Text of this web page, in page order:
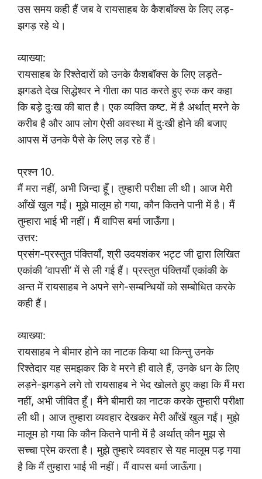
उस समय कही हैं जब वे रायसाहब के कैशबॉक्स के लिए लड़-
झगड़ रहे थे।
व्याख्या:
रायसाहब के रिश्तेदारों को उनके कैशबॉक्स के लिए लड़ते-
झगडते देख सिद्धेश्वर ने गीता का पाठ करते हुए रुक कर कहा
कि बड़े दुःख की बात है। एक व्यक्ति कष्ट. में है अर्थात् मरने के
करीब है और आप लोग ऐसी अवस्था में दुःखी होने की बजाए
आपस में उनके पैसे के लिए लड़ रहे हैं।
प्रश्न 10.
मैं मरा नहीं, अभी जिन्दा हूँ। तुम्हारी परीक्षा ली थी। आज मेरी
आँखें खुल गईं। मुझे मालूम हो गया, कौन कितने पानी में है। मैं
तुम्हारा भाई भी नहीं। मैं वापिस बर्मा जाऊँगा।
उत्तर:
प्रसंग-प्रस्तुत पंक्तियाँ, श्री उदयशंकर भट्ट जी द्वारा लिखित
एकांकी ‘वापसी’ में से ली गई हैं। प्रस्तुत पंक्तियाँ एकांकी के
अन्त में रायसाहब ने अपने सगे-सम्बन्धियों को सम्बोधित करके
कही हैं।
व्याख्या:
रायसाहब ने बीमार होने का नाटक किया था किन्तु उनके
रिश्तेदार यह समझकर कि वे मरने ही वाले हैं, उनके धन के लिए
लड़ने-झगड़ने लगे तो रायसाहब ने भेद खोलते हुए कहा कि मैं मरा
नहीं, अभी जीवित हूँ। मैंने बीमारी का नाटक करके तुम्हारी परीक्षा
ली थी। आज तुम्हारा व्यवहार देखकर मेरी आँखें खुल गईं। मुझे
मालूम हो गया कि कौन कितने पानी में है अर्थात् कौन मुझ से
सच्चा प्रेम करता है। मुझे तुम्हारे व्यवहार से यह मालूम पड़ गया
है कि मैं तुम्हारा भाई भी नहीं। मैं वापस बर्मा जाऊँगा।